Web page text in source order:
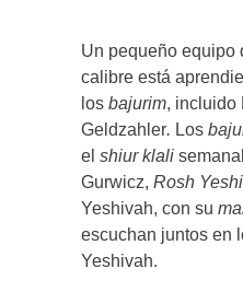
Un pequeño equipo
calibre está
los bajurim, incluido
Geldzahler. Los
el shiur klali
Gurwicz, Rosh
Yeshivah, con su
escuchan juntos en
Yeshivah.